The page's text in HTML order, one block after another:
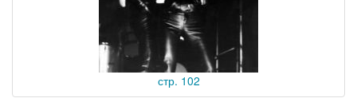
стр. 102